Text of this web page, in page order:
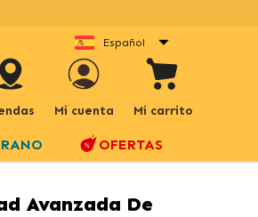
Español
Mi cuenta Mi carrito
OFERTAS
Avanzada De